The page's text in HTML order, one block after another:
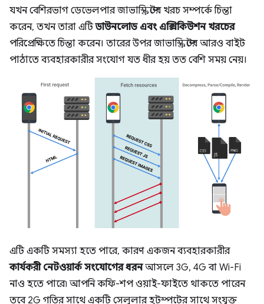
যখন বেশিরভাগ ডেভেলপার জাভাস্ক্রিপ্টের খরচ সম্পর্কে চিন্তা
করেন, তখন তারা এটিডাউনলোড এবং এক্সিকিউশন খরচের
পরিপ্রেক্ষিতে চিন্তা করেন। তারের উপর জাভাস্ক্রিপ্টের আরও বাইট
পাঠাতে ব্যবহারকারীর সংযোগ যত ধীর হয় তত বেশি সময় নেয়।
এটি একটি সমস্যা হতে পারে, কারণ একজন ব্যবহারকারীর
কার্যকরী নেটওয়ার্ক সংযোগের ধরনআসলে 3G, 4G বা Wi-Fi
নাও হতে পারে৷ আপনি কফি-শপ ওয়াই-ফাইতে থাকতে পারেন
তবে 2G গতির সাথে একটি সেলুলার হটস্পটের সাথে সংযুক্ত